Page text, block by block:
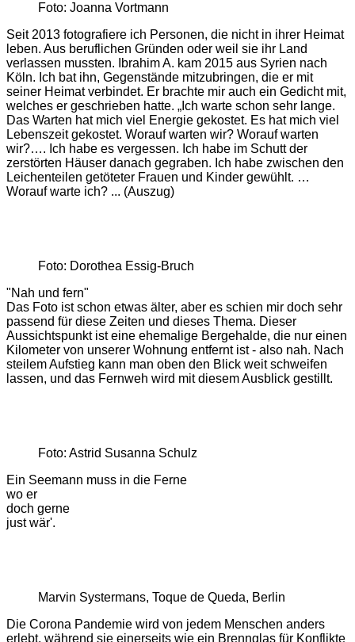
Foto: Joanna Vortmann
Seit 2013 fotografiere ich Personen, die nicht in ihrer Heimat
leben. Aus beruflichen Gründen oder weil sie ihr Land
verlassen mussten. Ibrahim A. kam 2015 aus Syrien nach
Köln. Ich bat ihn, ­Gegenstände mitzubringen, die er mit
seiner Heimat verbindet. Er brachte mir auch ein Gedicht mit,
welches er geschrieben hatte. „Ich warte schon sehr lange.
Das Warten hat mich viel Energie gekostet. Es hat mich viel
Lebenszeit gekostet. Worauf warten wir? Worauf warten
wir?…. Ich habe es vergessen. Ich habe im Schutt der
zerstörten Häuser danach gegraben. Ich habe zwischen den
Leichenteilen getöteter Frauen und Kinder ­gewühlt. …
Worauf warte ich? ... (Auszug)
Foto: Dorothea Essig-Bruch
"Nah und fern"
Das Foto ist schon etwas älter, aber es schien mir doch sehr
passend für diese Zeiten und dieses Thema. Dieser
Aussichtspunkt ist eine ehemalige Bergehalde, die nur einen
Kilometer von unserer Wohnung entfernt ist - also nah. Nach
steilem Aufstieg kann man oben den Blick weit schweifen
lassen, und das Fernweh wird mit diesem Ausblick gestillt.
Foto: Astrid Susanna Schulz
Ein Seemann muss in die Ferne
wo er
doch gerne
just wär'.
Marvin Systermans, Toque de Queda, Berlin
Die Corona Pandemie wird von jedem Menschen anders
erlebt, während sie einerseits wie ein Brennglas für Konflikte